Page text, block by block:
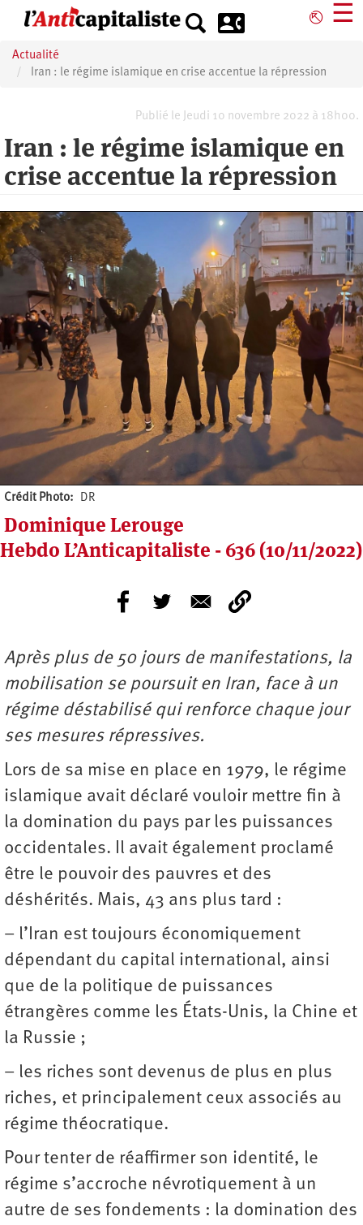
principal
⎋ ☰
Actualité
Iran : le régime islamique en crise accentue la répression
Publié le Jeudi 10 novembre 2022 à 18h00.
Iran : le régime islamique en
crise accentue la répression
Crédit Photo DR
Dominique Lerouge
Hebdo L’Anticapitaliste - 636 (10/11/2022)
Après plus de 50 jours de manifestations, la
mobilisation se poursuit en Iran, face à un
régime déstabilisé qui renforce chaque jour
ses mesures répressives.
Lors de sa mise en place en 1979, le régime
islamique avait déclaré vouloir mettre fin à
la domination du pays par les puissances
occidentales. Il avait également proclamé
être le pouvoir des pauvres et des
déshérités. Mais, 43 ans plus tard :
– l’Iran est toujours économiquement
dépendant du capital international, ainsi
que de la politique de puissances
étrangères comme les États-Unis, la Chine et
la Russie ;
– les riches sont devenus de plus en plus
riches, et principalement ceux associés au
régime théocratique.
Pour tenter de réaffirmer son identité, le
régime s’accroche névrotiquement à un
autre de ses fondements : la domination des